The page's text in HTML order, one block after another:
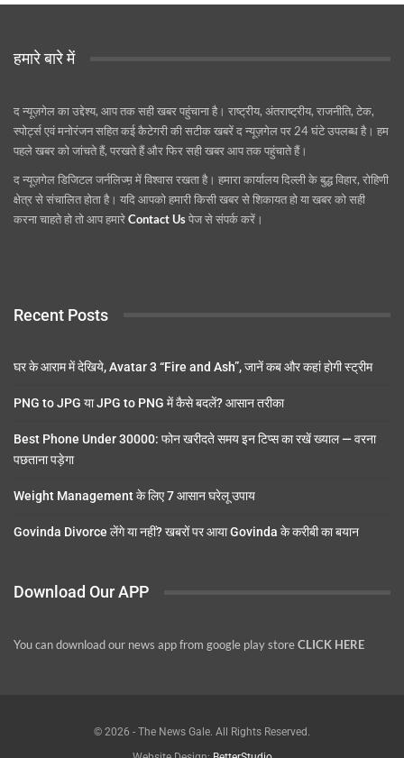
हमारे बारे में
द न्यूज़गेल का उद्देश्य, आप तक सही खबर पहुंचाना है। राष्ट्रीय, अंतराष्ट्रीय, राजनीति, टेक,
स्पोर्ट्स एवं मनोरंजन सहित कई कैटेगरी की सटीक खबरें द न्यूज़गेल पर 24 घंटे उपलब्ध है। हम
पहले खबर को जांचते हैं, परखते हैं और फिर सही खबर आप तक पहुंचाते हैं।
द न्यूज़गेल डिजिटल जर्नलिज्म़ में विश्वास रखता है। हमारा कार्यालय दिल्ली के बुद्ध विहार, रोहिणी
क्षेत्र से संचालित होता है। यदि आपको हमारी किसी खबर से शिकायत हो या खबर को सही
करना चाहते हो तो आप हमारेContact Usपेज से संपर्क करें।
Recent Posts
घर के आराम में देखिये, Avatar 3 “Fire and Ash”, जानें कब और कहां होगी स्ट्रीम
PNG to JPG या JPG to PNG में कैसे बदलें? आसान तरीका
Best Phone Under 30000: फोन खरीदते समय इन टिप्स का रखें ख्याल — वरना
पछताना पड़ेगा
Weight Management के लिए 7 आसान घरेलू उपाय
Govinda Divorce लेंगे या नहीं? खबरों पर आया Govinda के करीबी का बयान
Download Our APP
You can download our news app from google play storeCLICK HERE
© 2026 - The News Gale. All Rights Reserved.